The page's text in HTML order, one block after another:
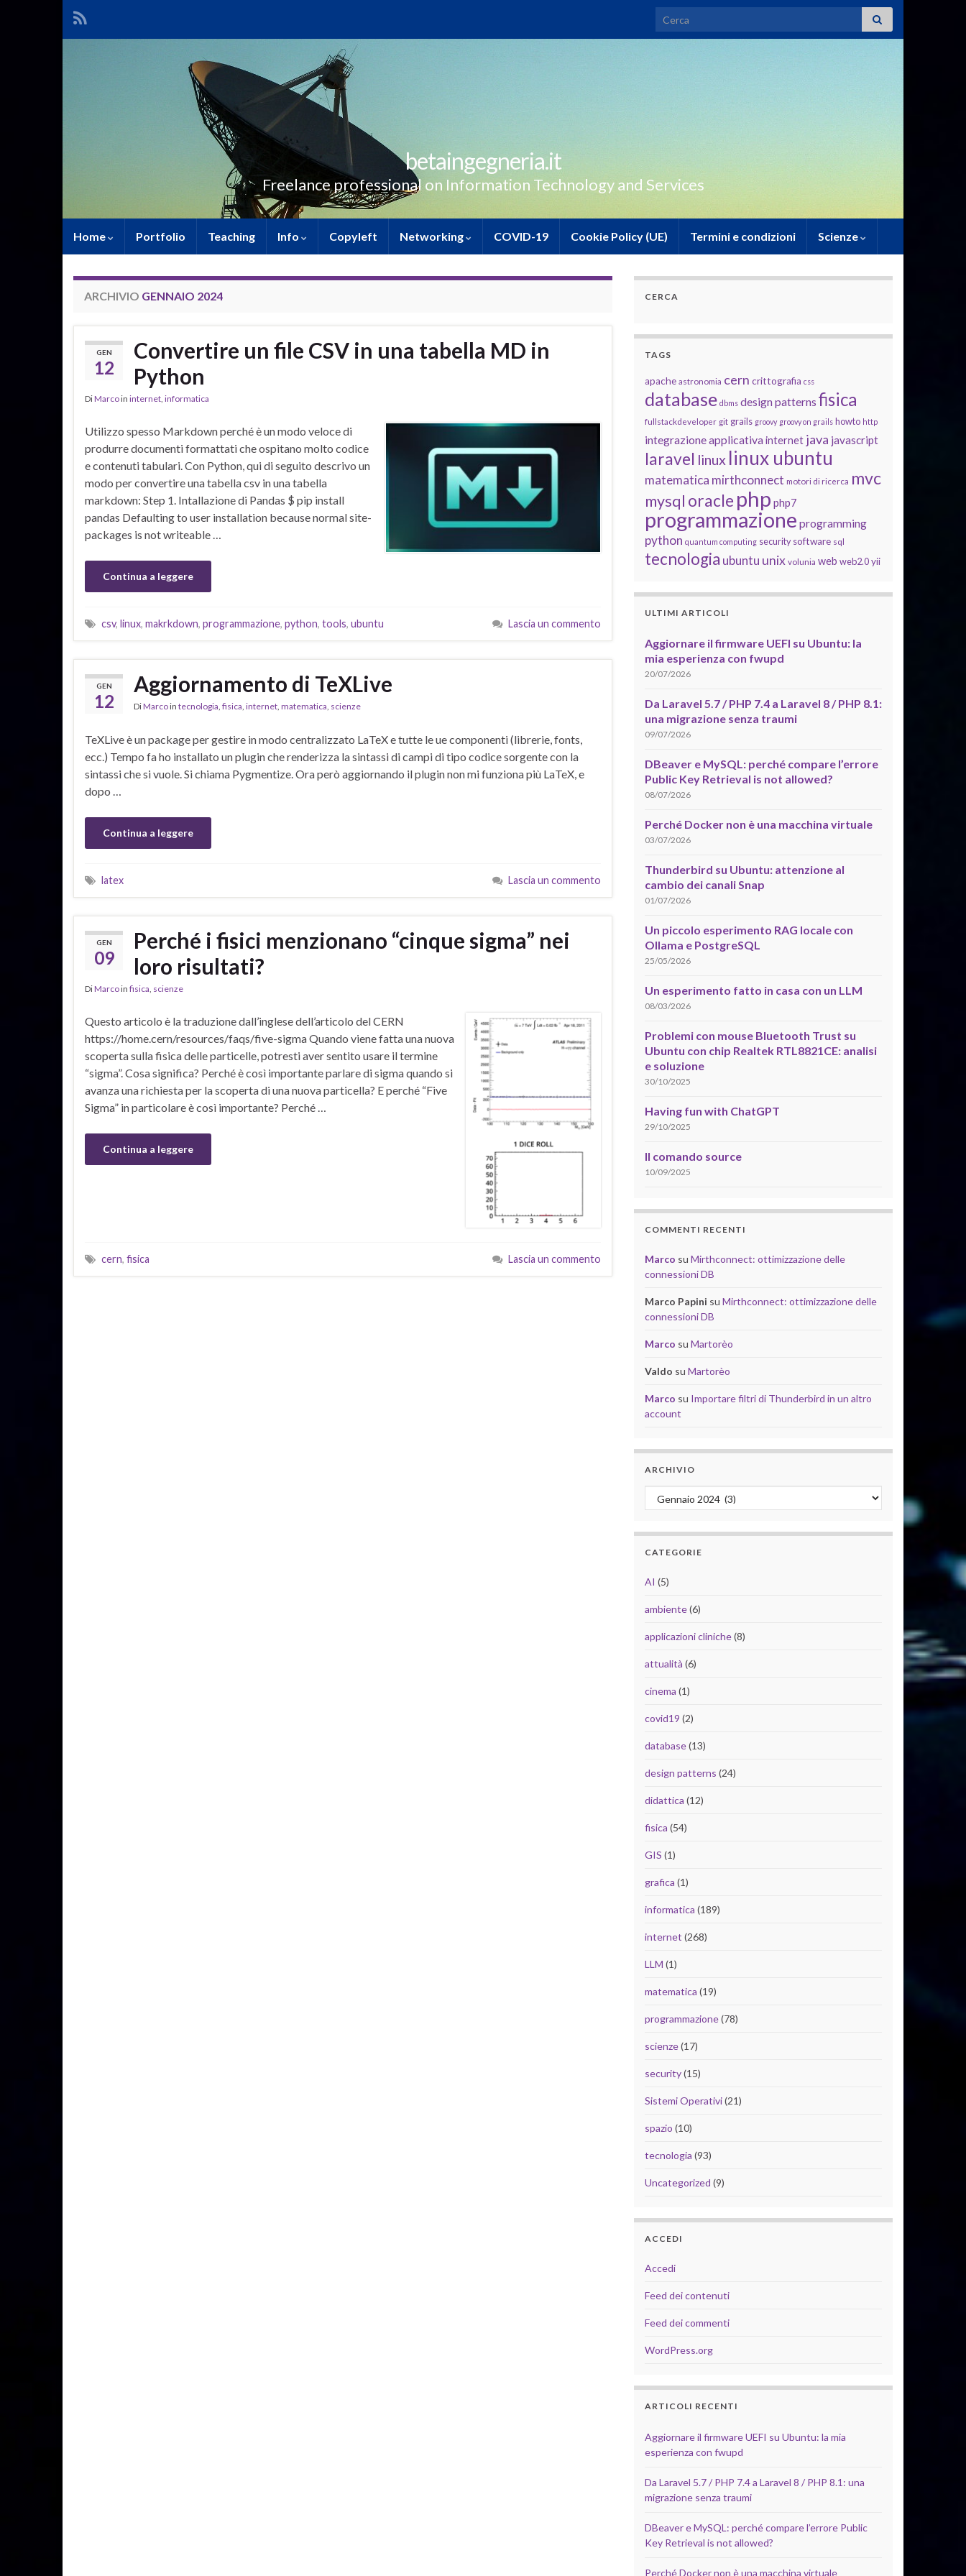
Search for:
betaingegneria.it
Freelance professional on Information Technology and Services
Home Portfolio Teaching Info Copyleft Networking COVID-19 Cookie Policy (UE) Termini e condizioni Scienze
ARCHIVIO GENNAIO 2024
GEN
12
Convertire un file CSV in una tabella MD in
Python
DiMarcoin internet, informatica
Utilizzo spesso Markdown perché è un modo veloce di
produrre documenti formattati che ospitano molto codice
e contenuti tabulari. Con Python, qui di seguito descrivo un
modo per convertire una tabella csv in una tabella
markdown: Step 1. Intallazione di Pandas $ pip install
pandas Defaulting to user installation because normal site-
packages is not writeable …
Continua a leggere
csv, linux, makrkdown, programmazione, python, tools, ubuntu Lascia un commento
GEN
12
Aggiornamento di TeXLive
DiMarcoin tecnologia, fisica, internet, matematica, scienze
TeXLive è un package per gestire in modo centralizzato LaTeX e tutte le ue componenti (librerie, fonts,
ecc.) Tempo fa ho installato un plugin che renderizza la sintassi di campi di tipo codice sorgente con la
sintassi che si vuole. Si chiama Pygmentize. Ora però aggiornando il plugin non mi funziona più LaTeX, e
dopo …
Continua a leggere
latex Lascia un commento
GEN
09
Perché i fisici menzionano “cinque sigma” nei
loro risultati?
DiMarcoin fisica, scienze
Questo articolo è la traduzione dall’inglese dell’articolo del CERN
https://home.cern/resources/faqs/five-sigma Quando viene fatta una nuova
scoperta sulla fisica delle particelle, potresti aver sentito usare il termine
“sigma”. Cosa significa? Perché è così importante parlare di sigma quando si
avanza una richiesta per la scoperta di una nuova particella? E perché “Five
Sigma” in particolare è così importante? Perché …
Continua a leggere
cern, fisica Lascia un commento
CERCA
TAGS
apache astronomia cern crittografia css
database dbms design patterns fisica
fullstackdeveloper git grails groovy groovy on grails howto http
integrazione applicativainternet java javascript
laravel linux linux ubuntu
matematica mirthconnect motori di ricerca mvc
mysql oracle php php7
programmazione programming
python quantum computing security software sql
tecnologia ubuntu unix volunia web web2.0 yii
ULTIMI ARTICOLI
Aggiornare il firmware UEFI su Ubuntu: la
mia esperienza con fwupd
20/07/2026
Da Laravel 5.7 / PHP 7.4 a Laravel 8 / PHP 8.1:
una migrazione senza traumi
09/07/2026
DBeaver e MySQL: perché compare l’errore
Public Key Retrieval is not allowed?
08/07/2026
Perché Docker non è una macchina virtuale
03/07/2026
Thunderbird su Ubuntu: attenzione al
cambio dei canali Snap
01/07/2026
Un piccolo esperimento RAG locale con
Ollama e PostgreSQL
25/05/2026
Un esperimento fatto in casa con un LLM
08/03/2026
Problemi con mouse Bluetooth Trust su
Ubuntu con chip Realtek RTL8821CE: analisi
e soluzione
30/10/2025
Having fun with ChatGPT
29/10/2025
Il comando source
10/09/2025
COMMENTI RECENTI
Marco su Mirthconnect: ottimizzazione delle
connessioni DB
Marco Papini su Mirthconnect: ottimizzazione delle
connessioni DB
Marco su Martorèo
Valdo su Martorèo
Marco su Importare filtri di Thunderbird in un altro
account
ARCHIVIO
Archivio
CATEGORIE
AI (5)
ambiente(6)
applicazioni cliniche(8)
attualità (6)
cinema (1)
covid19 (2)
database(13)
design patterns (24)
didattica (12)
fisica (54)
GIS (1)
grafica (1)
informatica (189)
internet (268)
LLM (1)
matematica (19)
programmazione(78)
scienze(17)
security(15)
Sistemi Operativi(21)
spazio (10)
tecnologia (93)
Uncategorized (9)
ACCEDI
Accedi
Feed dei contenuti
Feed dei commenti
WordPress.org
ARTICOLI RECENTI
Aggiornare il firmware UEFI su Ubuntu: la mia
esperienza con fwupd
Da Laravel 5.7 / PHP 7.4 a Laravel 8 / PHP 8.1: una
migrazione senza traumi
DBeaver e MySQL: perché compare l’errore Public
Key Retrieval is not allowed?
Perché Docker non è una macchina virtuale